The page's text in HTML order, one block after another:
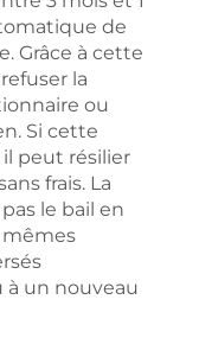
de
Grâce à cette
la
ou
Si cette
il peut résilier
frais. La
le bail en
mêmes
un nouveau